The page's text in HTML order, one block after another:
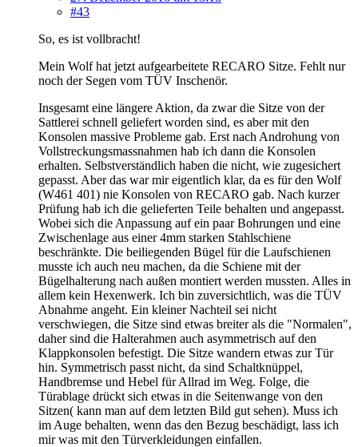
#43
So, es ist vollbracht!
Mein Wolf hat jetzt aufgearbeitete RECARO Sitze. Fehlt nur
noch der Segen vom TÜV Inschenör.
Insgesamt eine längere Aktion, da zwar die Sitze von der
Sattlerei schnell geliefert worden sind, es aber mit den
Konsolen massive Probleme gab. Erst nach Androhung von
Vollstreckungsmassnahmen hab ich dann die Konsolen
erhalten. Selbstverständlich haben die nicht, wie zugesichert
gepasst. Aber das war mir eigentlich klar, da es für den Wolf
(W461 401) nie Konsolen von RECARO gab. Nach kurzer
Prüfung hab ich die gelieferten Teile behalten und angepasst.
Wobei sich die Anpassung auf ein paar Bohrungen und eine
Zwischenlage aus einer 4mm starken Stahlschiene
beschränkte. Die beiliegenden Bügel für die Laufschienen
musste ich auch neu machen, da die Schiene mit der
Bügelhalterung nach außen montiert werden mussten. Alles in
allem kein Hexenwerk. Ich bin zuversichtlich, was die TÜV
Abnahme angeht. Ein kleiner Nachteil sei nicht
verschwiegen, die Sitze sind etwas breiter als die "Normalen",
daher sind die Halterahmen auch asymmetrisch auf den
Klappkonsolen befestigt. Die Sitze wandern etwas zur Tür
hin. Symmetrisch passt nicht, da sind Schaltknüppel,
Handbremse und Hebel für Allrad im Weg. Folge, die
Türablage drückt sich etwas in die Seitenwange von den
Sitzen( kann man auf dem letzten Bild gut sehen). Muss ich
im Auge behalten, wenn das den Bezug beschädigt, lass ich
mir was mit den Türverkleidungen einfallen.